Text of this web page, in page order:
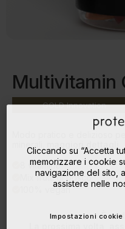
Multivitamin
GOLDInnovation
8 vitamine
Mix frutti di bosco
100% vegan
È
Cliccando su “Accetta
memorizzare i cookie
navigazione del sito,
assistere nelle
Impostazioni cookie